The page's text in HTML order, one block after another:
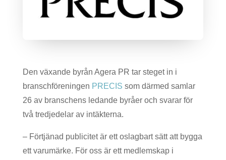
Den växande byrån Agera PR tar steget in i
branschföreningen PRECIS som därmed samlar
26 av branschens ledande byråer och svarar för
två tredjedelar av intäkterna.
– Förtjänad publicitet är ett oslagbart sätt att bygga
ett varumärke. För oss är ett medlemskap i